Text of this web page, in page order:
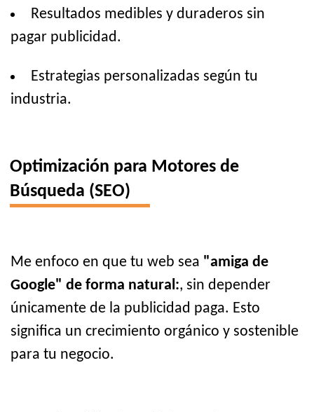
Resultados medibles y duraderos sin
pagar publicidad.
Estrategias personalizadas según tu
industria.
Optimización para Motores de
Búsqueda (SEO)
Me enfoco en que tu web sea "amiga de
Google" de forma natural:, sin depender
únicamente de la publicidad paga. Esto
significa un crecimiento orgánico y sostenible
para tu negocio.